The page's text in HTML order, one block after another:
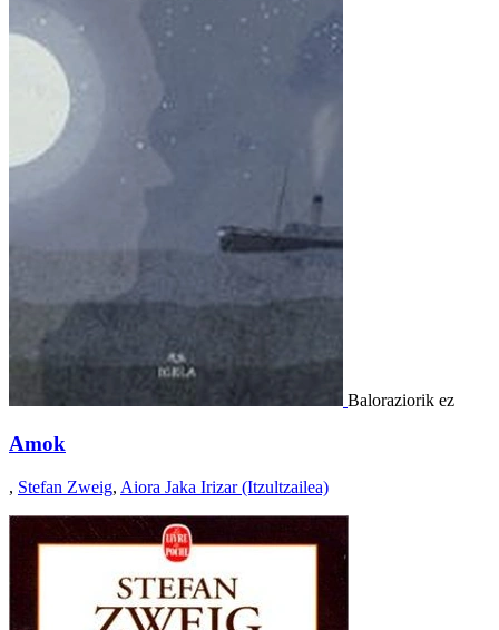
Baloraziorik ez
Amok
, Stefan Zweig, Aiora Jaka Irizar (Itzultzailea)